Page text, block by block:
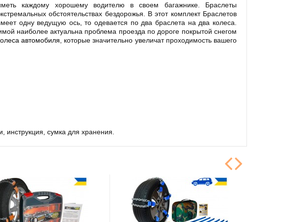
каждому хорошему водителю в своем багажнике. Браслеты
обстоятельствах бездорожья. В этот комплект Браслетов
одну ведущую ось, то одевается по два браслета на два колеса.
наиболее актуальна проблема проезда по дороге покрытой снегом
автомобиля , которые значительно увеличат проходимость вашего
инструкция, сумка для хранения.